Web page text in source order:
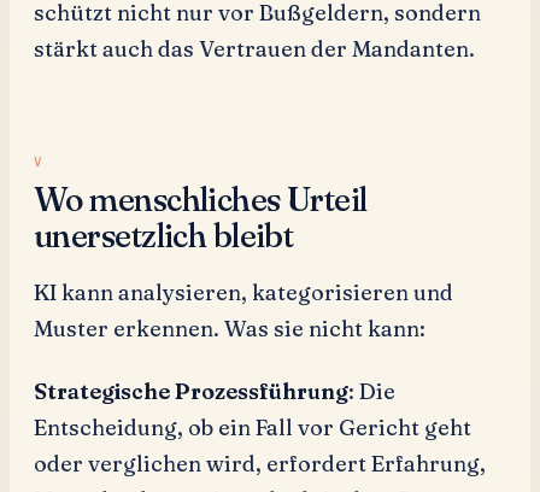
schützt nicht nur vor Bußgeldern, sondern
stärkt auch das Vertrauen der Mandanten.
Wo menschliches Urteil
unersetzlich bleibt
KI kann analysieren, kategorisieren und
Muster erkennen. Was sie nicht kann:
Strategische Prozessführung: Die
Entscheidung, ob ein Fall vor Gericht geht
oder verglichen wird, erfordert Erfahrung,